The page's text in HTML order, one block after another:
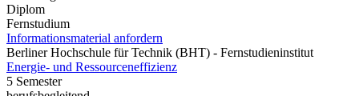
Diplom
Fernstudium
Informationsmaterial anfordern
Berliner Hochschule für Technik (BHT) - Fernstudieninstitut
Energie- und Ressourceneffizienz
5 Semester